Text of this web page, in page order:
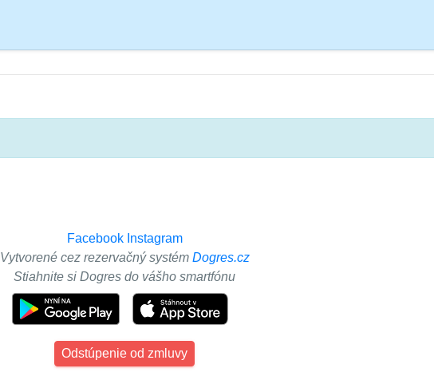
Facebook Instagram
Vytvorené cez rezervačný systém Dogres.cz
Stiahnite si Dogres do vášho smartfónu
Odstúpenie od zmluvy